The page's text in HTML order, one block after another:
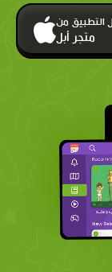
التطبيق من
متجر أبل